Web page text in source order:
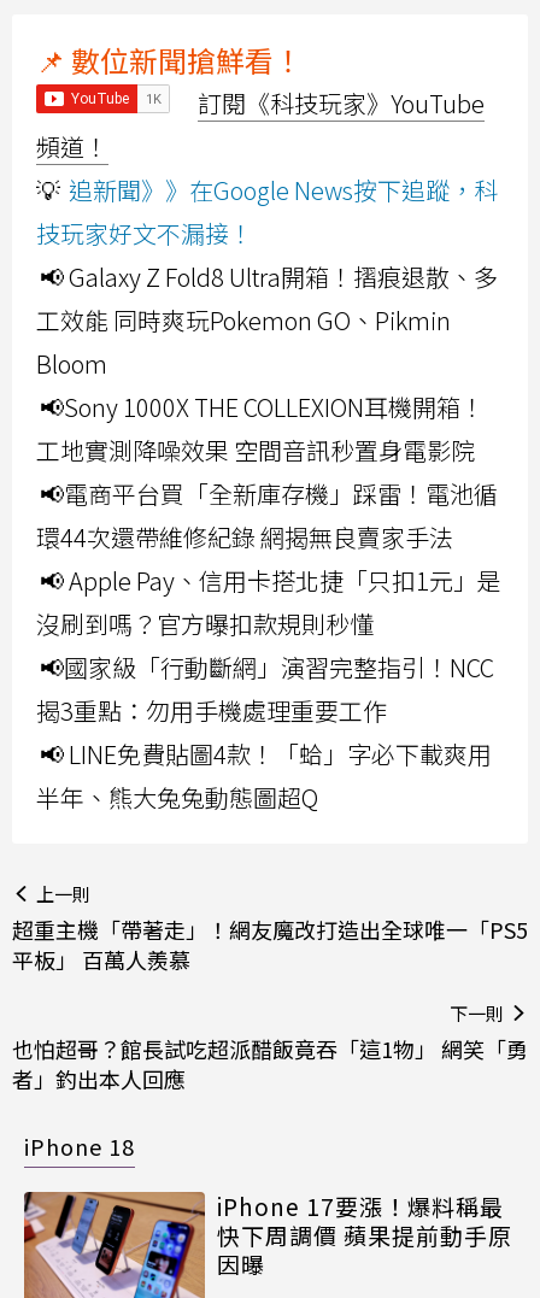
📌 數位新聞搶鮮看！
訂閱《科技玩家》YouTube
頻道！
💡 追新聞》》在Google News按下追蹤，科
技玩家好文不漏接！
📢 Galaxy Z Fold8 Ultra開箱！摺痕退散、多
工效能 同時爽玩Pokemon GO、Pikmin
Bloom
📢Sony 1000X THE COLLEXION耳機開箱！
工地實測降噪效果 空間音訊秒置身電影院
📢電商平台買「全新庫存機」踩雷！電池循
環44次還帶維修紀錄 網揭無良賣家手法
📢 Apple Pay、信用卡搭北捷「只扣1元」是
沒刷到嗎？官方曝扣款規則秒懂
📢國家級「行動斷網」演習完整指引！NCC
揭3重點：勿用手機處理重要工作
📢 LINE免費貼圖4款！「蛤」字必下載爽用
半年、熊大兔兔動態圖超Q
上一則
超重主機「帶著走」！網友魔改打造出全球唯一「PS5
平板」 百萬人羨慕
下一則
也怕超哥？館長試吃超派醋飯竟吞「這1物」 網笑「勇
者」釣出本人回應
iPhone 18
iPhone 17要漲！爆料稱最
快下周調價 蘋果提前動手原
因曝